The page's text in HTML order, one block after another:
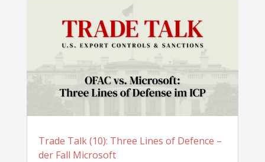
Trade Talk (10): Three Lines of Defence –
der Fall Microsoft